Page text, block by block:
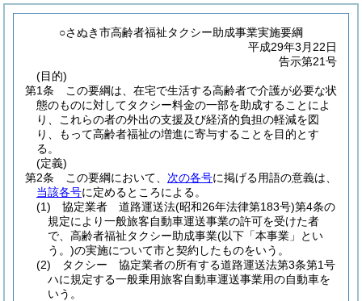
○さぬき市高齢者福祉タクシー助成事業実施要綱
平成29年3月22日
告示第21号
(目的)
第1条
この要綱は、在宅で生活する高齢者で介護が必要な状
態のものに対してタクシー料金の一部を助成することによ
り、これらの者の外出の支援及び経済的負担の軽減を図
り、もって高齢者福祉の増進に寄与することを目的とす
る。
(定義)
第2条
この要綱において、 次の各号に掲げる用語の意義は、
当該各号に定めるところによる。
(1)
協定業者 道路運送法(昭和26年法律第183号)第4条の
規定により一般旅客自動車運送事業の許可を受けた者
で、高齢者福祉タクシー助成事業(以下「本事業」とい
う。)の実施について市と契約したものをいう。
(2)
タクシー 協定業者の所有する道路運送法第3条第1号
ハに規定する一般乗用旅客自動車運送事業用の自動車を
いう。